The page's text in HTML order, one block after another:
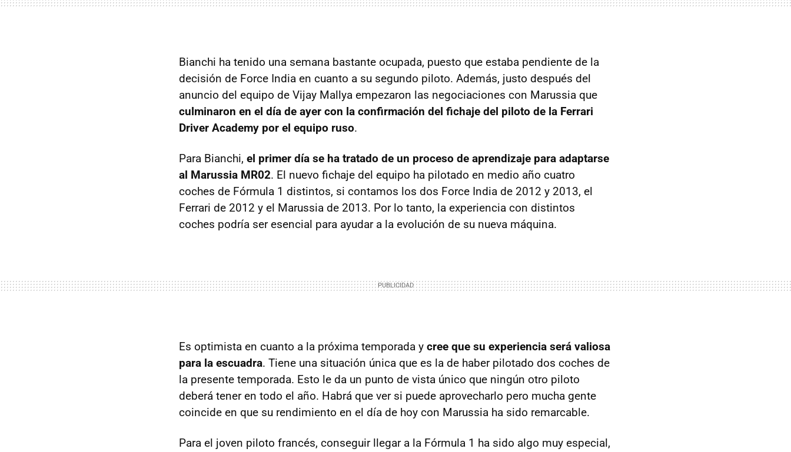
Bianchi ha tenido una semana bastante ocupada, puesto que estaba pendiente de la
decisión de Force India en cuanto a su segundo piloto. Además, justo después del
anuncio del equipo de Vijay Mallya empezaron las negociaciones con Marussia que
culminaron en el día de ayer con la confirmación del fichaje del piloto de la Ferrari
Driver Academy por el equipo ruso.
Para Bianchi, el primer día se ha tratado de un proceso de aprendizaje para adaptarse
al Marussia MR02. El nuevo fichaje del equipo ha pilotado en medio año cuatro
coches de Fórmula 1 distintos, si contamos los dos Force India de 2012 y 2013, el
Ferrari de 2012 y el Marussia de 2013. Por lo tanto, la experiencia con distintos
coches podría ser esencial para ayudar a la evolución de su nueva máquina.
Es optimista en cuanto a la próxima temporada y cree que su experiencia será valiosa
para la escuadra. Tiene una situación única que es la de haber pilotado dos coches de
la presente temporada. Esto le da un punto de vista único que ningún otro piloto
deberá tener en todo el año. Habrá que ver si puede aprovecharlo pero mucha gente
coincide en que su rendimiento en el día de hoy con Marussia ha sido remarcable.
Para el joven piloto francés, conseguir llegar a la Fórmula 1 ha sido algo muy especial,